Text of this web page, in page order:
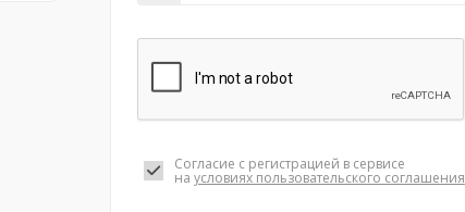
Согласие с регистрацией в сервисе
на условиях пользовательского соглашения